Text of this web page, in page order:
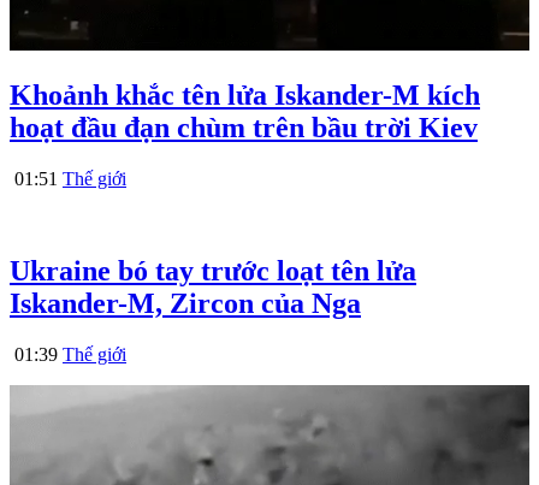
Khoảnh khắc tên lửa Iskander-M kích
hoạt đầu đạn chùm trên bầu trời Kiev
01:51 Thế giới
Ukraine bó tay trước loạt tên lửa
Iskander-M, Zircon của Nga
01:39 Thế giới